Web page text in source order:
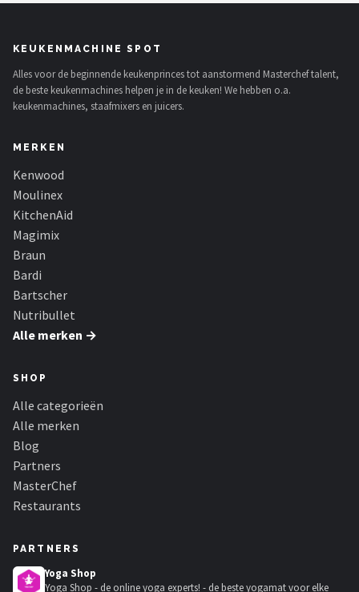
KEUKENMACHINE SPOT
Alles voor de beginnende keukenprinces tot aanstormend Masterchef talent,
de beste keukenmachines helpen je in de keuken! We hebben o.a.
keukenmachines, staafmixers en juicers.
MERKEN
Kenwood
Moulinex
KitchenAid
Magimix
Braun
Bardi
Bartscher
Nutribullet
Alle merken →
SHOP
Alle categorieën
Alle merken
Blog
Partners
MasterChef
Restaurants
PARTNERS
Yoga Shop
Yoga Shop - de online yoga experts! - de beste yogamat voor elke